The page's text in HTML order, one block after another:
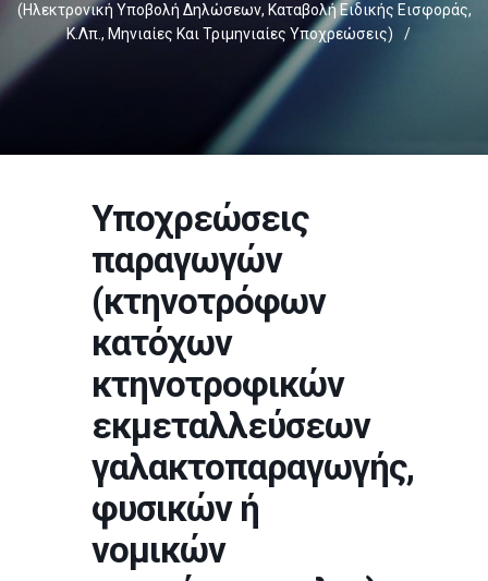
(ηλεκτρονική Υποβολή Δηλώσεων, Καταβολή Ειδικής Εισφοράς,
Κ.λπ., Μηνιαίες Και Τριμηνιαίες Υποχρεώσεις)
/
Υποχρεώσεις
παραγωγών
(κτηνοτρόφων
κατόχων
κτηνοτροφικών
εκμεταλλεύσεων
γαλακτοπαραγωγής,
φυσικών ή
νομικών